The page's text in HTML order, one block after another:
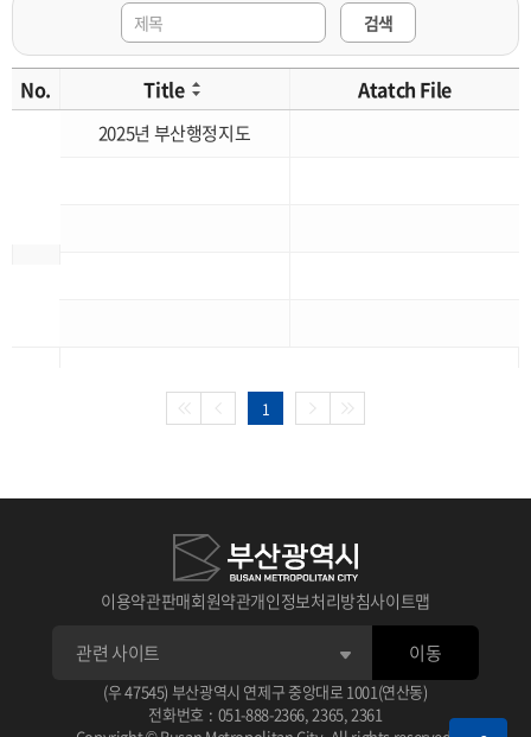
검색
No. Title Atatch File
2025년 부산행정지도
1
이용약관판매회원약관개인정보처리방침사이트맵
(우 47545) 부산광역시 연제구 중앙대로 1001(연산동)
전화번호 : 051-888-2366 2365, 2361
이동